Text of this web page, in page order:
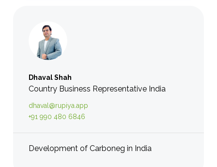
Dhaval Shah
Country Business Representative India
dhaval@rupiya.app
+91 990 480 6846
Development of Carboneg in India